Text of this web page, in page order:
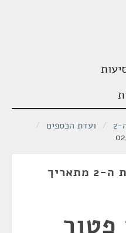
2
/ ועדת הכספים /
ישיבת ועדה של הכנסת ה-2 מתאריך
פטור